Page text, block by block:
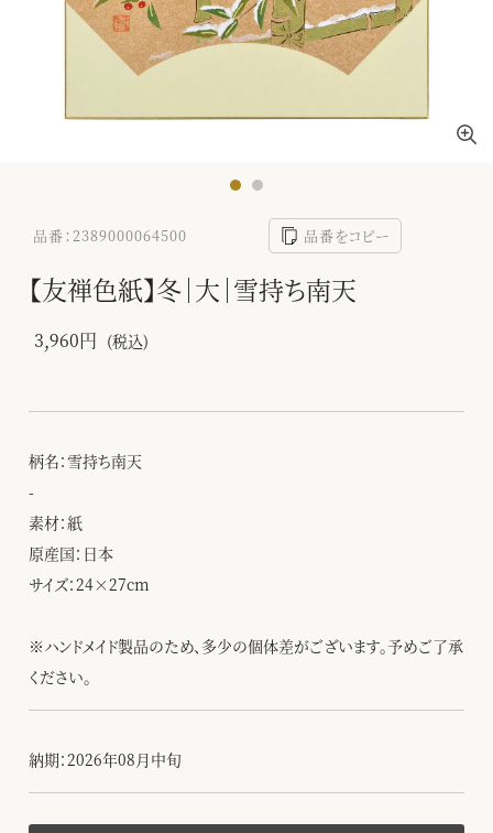
品番：2389000064500 品番をコピー
【友禅色紙】冬｜大｜雪持ち南天
3,960円 (税込)
柄名：雪持ち南天
-
素材：紙
原産国：日本
サイズ：24×27cm
※ハンドメイド製品のため、多少の個体差がございます。予めご了承
ください。
納期：2026年08月中旬